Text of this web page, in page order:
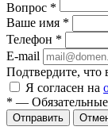
Вопрос *
Ваше имя *
Телефон *
E-mail
Подтвердите, что
Я согласен на
* —
Отправить